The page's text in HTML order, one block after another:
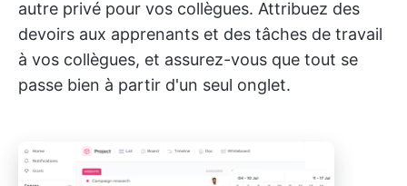
autre privé pour vos collègues. Attribuez des
devoirs aux apprenants et des tâches de travail
à vos collègues, et assurez-vous que tout se
passe bien à partir d'un seul onglet.